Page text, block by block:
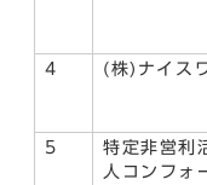
4
(株)ナイス
5
特定非営利
人コンフォ